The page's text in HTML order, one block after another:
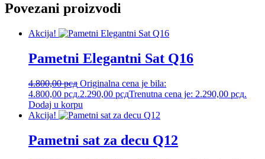
Povezani proizvodi
Akcija!
Pametni Elegantni Sat Q16
4.800,00рсд Originalna cena je bila:
4.800,00 рсд.2.290,00 рсдTrenutna cena je: 2.290,00 рсд.
Dodaj u korpu
Akcija!
Pametni sat za decu Q12